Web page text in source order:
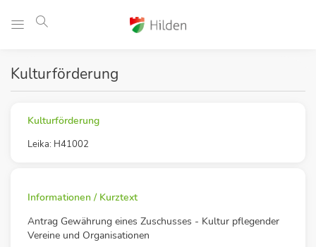
Kulturförderung
Kulturförderung
Leika: H41002
Informationen / Kurztext
Antrag Gewährung eines Zuschusses - Kultur pflegender
Vereine und Organisationen